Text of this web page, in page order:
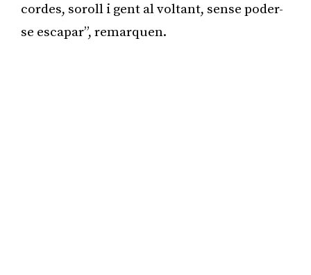
cordes, soroll i gent al voltant, sense poder-
se escapar”, remarquen.